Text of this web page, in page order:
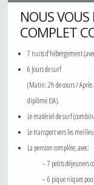
NOUS VOUS
COMPLET
7 nuits d’hébergement
6 Jours de surf
(Matin: 2h de cours /
diplômé ISA).
Le matériel de surf
Le transport vers les
La pension complète, avec:
– 7 petits déjeuners
– 6 pique niques